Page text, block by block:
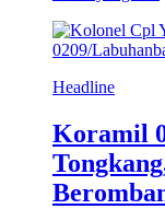
Headline
Koramil